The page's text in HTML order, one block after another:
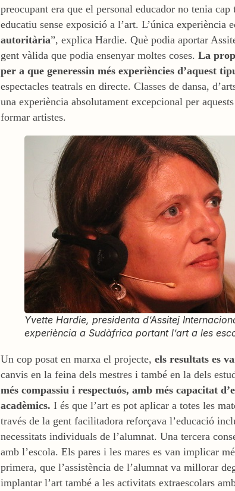
preocupant era que el personal educador no tenia
educatiu sense exposició a l’art. L’única experiència
autoritària”, explica Hardie. Què podia aportar
gent vàlida que podia ensenyar moltes coses. La
per a que generessin més experiències d’aquest
espectacles teatrals en directe. Classes de dansa,
una experiència absolutament excepcional per
formar artistes.
Yvette Hardie, presidenta d’Assitej
experiència a Sudàfrica portant l’art a les
Un cop posat en marxa el projecte, els resultats es
canvis en la feina dels mestres i també en la dels
més compassiu i respectuós, amb més capacitat
acadèmics. I és que l’art es pot aplicar a totes les
través de la gent facilitadora reforçava l’educació
necessitats individuals de l’alumnat. Una tercera
amb l’escola. Els pares i les mares es van implicar
primera, que l’assistència de l’alumnat va millorar
implantar l’art també a les activitats extraescolars